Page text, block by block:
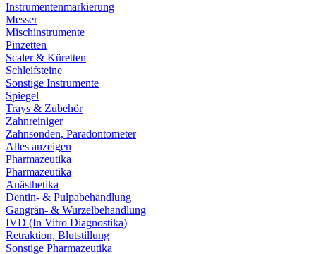
Instrumentenmarkierung
Messer
Mischinstrumente
Pinzetten
Scaler & Küretten
Schleifsteine
Sonstige Instrumente
Spiegel
Trays & Zubehör
Zahnreiniger
Zahnsonden, Paradontometer
Alles anzeigen
Pharmazeutika
Pharmazeutika
Anästhetika
Dentin- & Pulpabehandlung
Gangrän- & Wurzelbehandlung
IVD (In Vitro Diagnostika)
Retraktion, Blutstillung
Sonstige Pharmazeutika